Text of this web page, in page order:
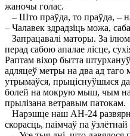
жаночы голас.
– Што праўда, то праўда, –
– Чалавек здрадзіць можа,
Запрацавалі маторы. За
перад сабою апалае лісце,
Раптам віхор бытта
адляцеў метры на два ад таго
утрымаўся, прыціснуўшыся
болей на мокрую мыш, чым на
прылізана ветравым патокам.
Нарэшце наш АН-24
скорасць, паімчаў па ўзлётнай